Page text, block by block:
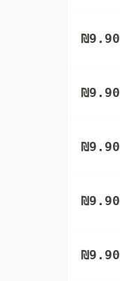
₪9.90
₪9.90
₪9.90
₪9.90
₪9.90